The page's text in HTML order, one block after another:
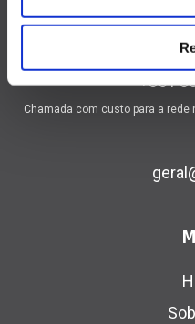
+351
Chamada com custo para a